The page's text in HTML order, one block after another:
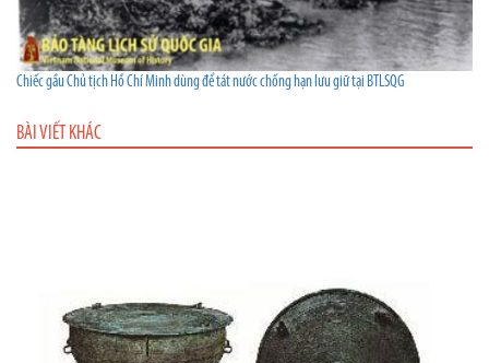
Chiếc gầu Chủ tịch Hồ Chí Minh dùng để tát nước chống hạn lưu giữ tại BTLSQG
BÀI VIẾT KHÁC